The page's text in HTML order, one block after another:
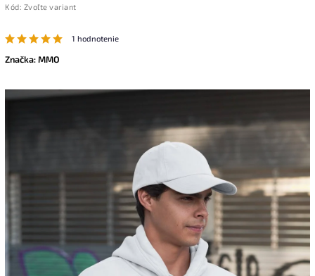
Kód: Zvoľte variant
1 hodnotenie
Značka:MMO